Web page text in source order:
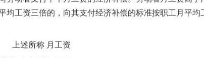
均工资三倍的，向其支付经济补偿的标准按职工月平均
上述所称 月工资